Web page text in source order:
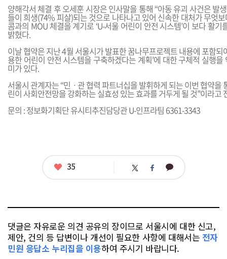
양해각서 체결 후 오세훈 시장은 인사말을 통해 “아동 유괴 사건은 발
들이 희생(74% 피살)되는 것으로 나타나고 있어 신속한 대처가 무엇보
콤과의 MOU 체결을 계기로 ‘U-서울 어린이 안전 시스템’이 보다 활기
밝혔다.
이날 협약은 지난 4월 서울시가 발표한 꿈나무프로젝트 내용에 포함되
용한 어린이 안전 시스템을 구축하겠다는 계획’에 대한 구체적 실행
미가 있다.
서울시 관계자는 “민ㆍ관 협력 파트너십을 발휘하게 되는 이번 협약을
린이 사회안전망을 강화하는 실효성 있는 효과를 거두게 될 것”이라고
문의 : 정보화기획단 유시티추진담당관 U-인프라팀 6361-3343
좋
35 트 페 카
댓글은 자유로운 의견 공유의 장이므로 서울시에 대한 신고,
제안, 건의 등 답변이나 개선이 필요한 사항에 대해서는 전자
민원 응답소 누리집을 이용하여 주시기 바랍니다.